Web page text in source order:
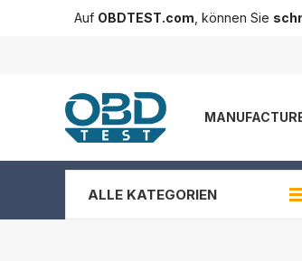
Auf OBDTEST.com , können Sie
ALLE KATEGORIEN